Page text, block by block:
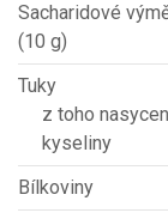
Sacharidové
(10 g)
Tuky
z toho
kyseliny
Bílkoviny